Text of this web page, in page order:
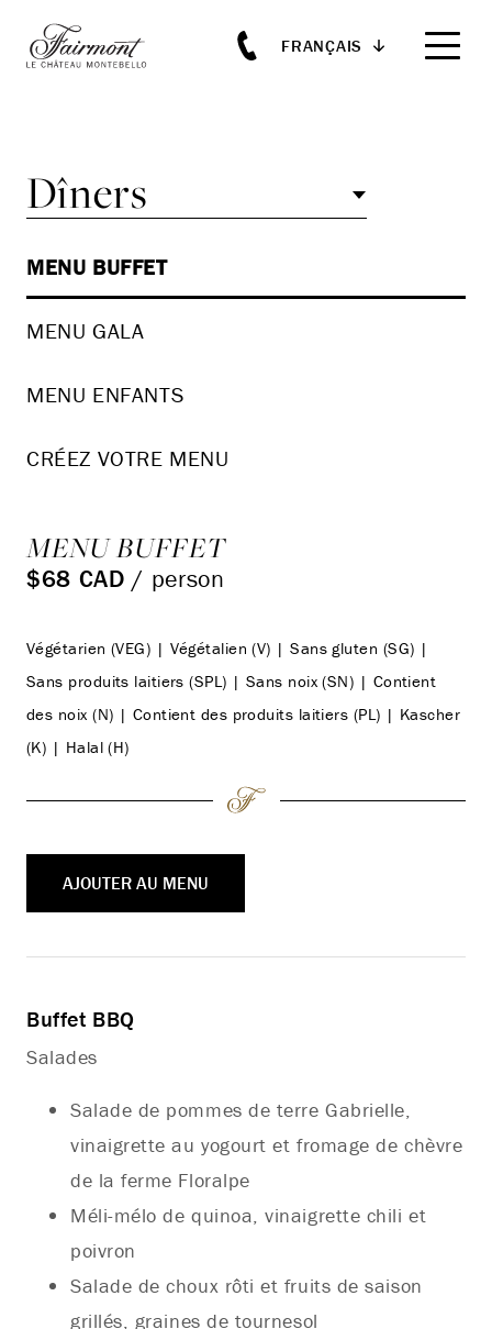
Skip to main content
FRANÇAIS
Dîners
MENU BUFFET
MENU GALA
MENU ENFANTS
CRÉEZ VOTRE MENU
MENU BUFFET
$68 CAD / person
Végétarien (VEG) | Végétalien (V) | Sans gluten (SG) |
Sans produits laitiers (SPL) | Sans noix (SN) | Contient
des noix (N) | Contient des produits laitiers (PL) | Kascher
(K) | Halal (H)
AJOUTER AU MENU
Buffet BBQ
Salades
Salade de pommes de terre Gabrielle,
vinaigrette au yogourt et fromage de chèvre
de la ferme Floralpe
Méli-mélo de quinoa, vinaigrette chili et
poivron
Salade de choux rôti et fruits de saison
grillés, graines de tournesol